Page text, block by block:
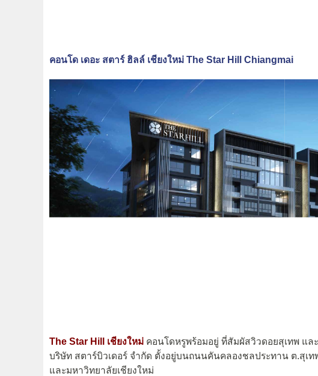
คอนโด เดอะ สตาร์ ฮิลล์ เชียงใหม่ The Star Hill Chiangmai
The Star Hill เชียงใหม่ คอนโดหรูพร้อมอยู่ ที่สัมผัสวิวดอยสุเทพ แ
บริษัท สตาร์บิวเดอร์ จำกัด ตั้งอยู่บนถนนคันคลองชลประทาน ต.สุเท
และมหาวิทยาลัยเชียงใหม่